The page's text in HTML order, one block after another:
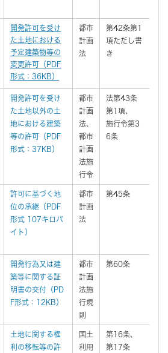
開発許可を受け
た土地における
予定建築物等の
変更許可（PDF
形式：36KB）
都市
計画
法
第42条第1
項ただし書
き
開発許可を受け
た土地以外の土
地における建築
等の許可（PDF
形式：37KB）
都市
計画
法、
都市
計画
法施
行令
法第43条
第1項、
施行令第3
6条
許可に基づく地
位の承継（PDF
形式 107キロバ
イト）
都市
計画
法
第45条
開発行為又は建
築等に関する証
明書の交付（PD
F形式：12KB）
都市
計画
法施
行規
則
第60条
土地に関する権
利の移転等の許
国土
利用
第16条、
第17条